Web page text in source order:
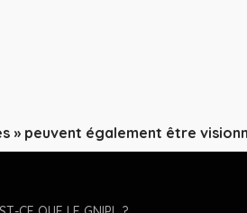
» peuvent également être